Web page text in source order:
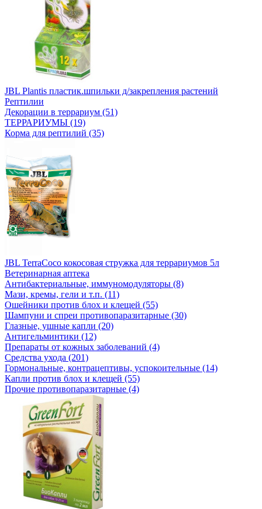
JBL Plantis пластик.шпильки д/закрепления растений
Рептилии
Декорации в террариум (51)
ТЕРРАРИУМЫ (19)
Корма для рептилий (35)
JBL TerraCoco кокосовая стружка для террариумов 5л
Ветеринарная аптека
Антибактериальные, иммуномодуляторы (8)
Мази, кремы, гели и т.п. (11)
Ошейники против блох и клещей (55)
Шампуни и спреи противопаразитарные (30)
Глазные, ушные капли (20)
Антигельминтики (12)
Препараты от кожных заболеваний (4)
Средства ухода (201)
Гормональные, контрацептивы, успокоительные (14)
Капли против блох и клещей (55)
Прочие противопаразитарные (4)